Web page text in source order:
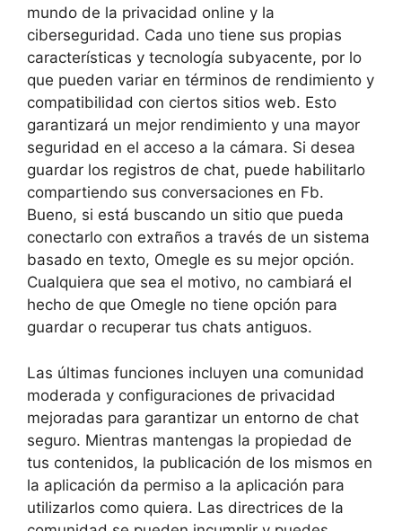
mundo de la privacidad online y la
ciberseguridad. Cada uno tiene sus propias
características y tecnología subyacente, por lo
que pueden variar en términos de rendimiento y
compatibilidad con ciertos sitios web. Esto
garantizará un mejor rendimiento y una mayor
seguridad en el acceso a la cámara. Si desea
guardar los registros de chat, puede habilitarlo
compartiendo sus conversaciones en Fb.
Bueno, si está buscando un sitio que pueda
conectarlo con extraños a través de un sistema
basado en texto, Omegle es su mejor opción.
Cualquiera que sea el motivo, no cambiará el
hecho de que Omegle no tiene opción para
guardar o recuperar tus chats antiguos.
Las últimas funciones incluyen una comunidad
moderada y configuraciones de privacidad
mejoradas para garantizar un entorno de chat
seguro. Mientras mantengas la propiedad de
tus contenidos, la publicación de los mismos en
la aplicación da permiso a la aplicación para
utilizarlos como quiera. Las directrices de la